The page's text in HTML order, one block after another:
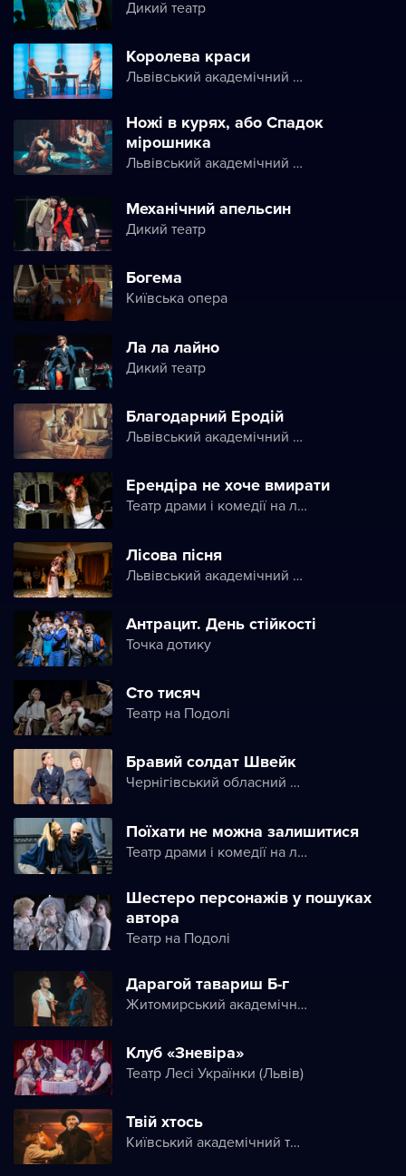
Дикий театр
Королева краси
Львівський академічний театр ім. Леся Курбаса
Ножі в курях, або Спадок
мірошника
Львівський академічний театр ім. Леся Курбаса
Механічний апельсин
Дикий театр
Богема
Київська опера
Ла ла лайно
Дикий театр
Благодарний Еродій
Львівський академічний театр ім. Леся Курбаса
Ерендіра не хоче вмирати
Театр драми і комедії на лівому березі Дніпра
Лісова пісня
Львівський академічний театр ім. Леся Курбаса
Антрацит. День стійкості
Точка дотику
Сто тисяч
Театр на Подолі
Бравий солдат Швейк
Чернігівський обласний молодіжний театр
Поїхати не можна залишитися
Театр драми і комедії на лівому березі Дніпра
Шестеро персонажів у пошуках
автора
Театр на Подолі
Дарагой тавариш Б-г
Житомирський академічний український музично-драматичний театр ім. І. Кочерги
Клуб «Зневіра»
Театр Лесі Українки (Львів)
Твій хтось
Київський академічний театр на Печерську